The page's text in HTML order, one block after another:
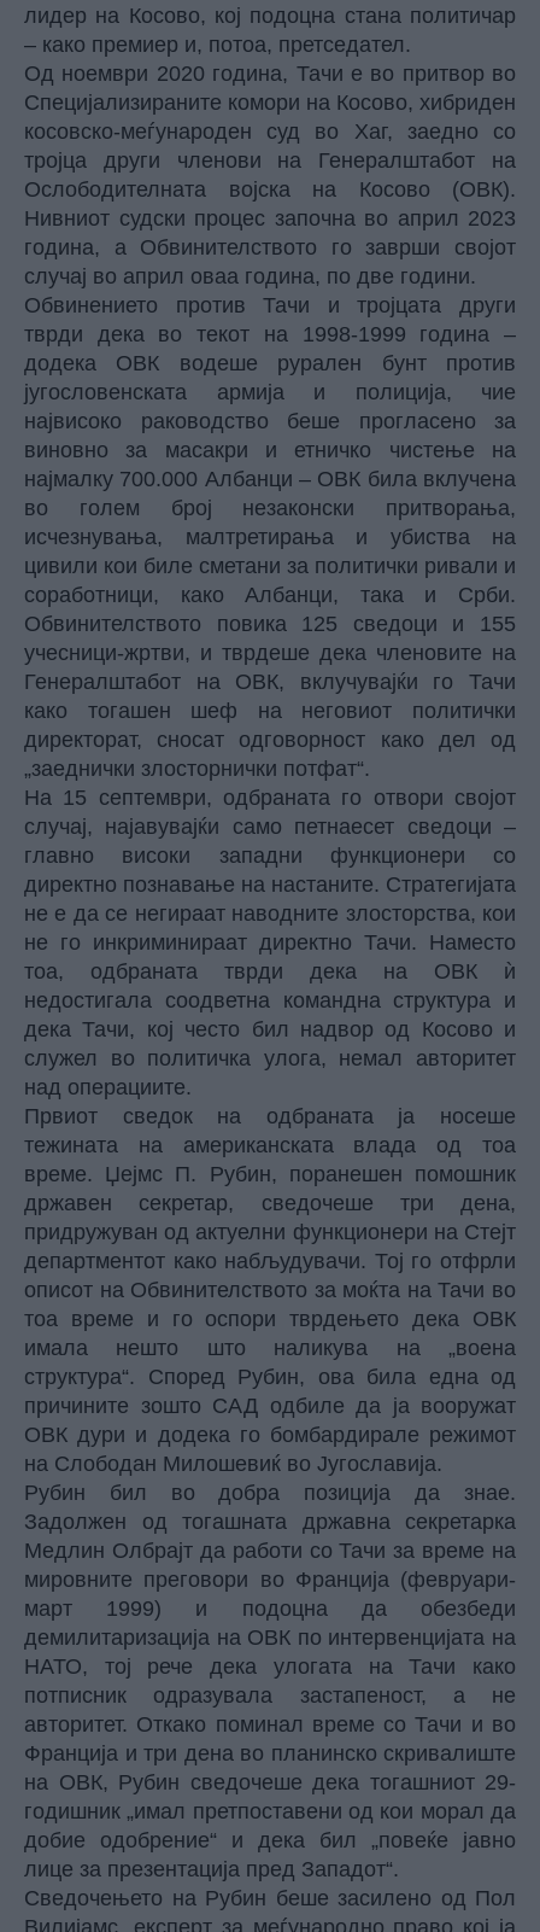
лидер на Косово, кој подоцна стана политичар
– како премиер и, потоа, претседател.
Од ноември 2020 година, Тачи е во притвор во
Специјализираните комори на Косово, хибриден
косовско-меѓународен суд во Хаг, заедно со
тројца други членови на Генералштабот на
Ослободителната војска на Косово (ОВК).
Нивниот судски процес започна во април 2023
година, а Обвинителството го заврши својот
случај во април оваа година, по две години.
Обвинението против Тачи и тројцата други
тврди дека во текот на 1998-1999 година –
додека ОВК водеше рурален бунт против
југословенската армија и полиција, чие
највисоко раководство беше прогласено за
виновно за масакри и етничко чистење на
најмалку 700.000 Албанци – ОВК била вклучена
во голем број незаконски притворања,
исчезнувања, малтретирања и убиства на
цивили кои биле сметани за политички ривали и
соработници, како Албанци, така и Срби.
Обвинителството повика 125 сведоци и 155
учесници-жртви, и тврдеше дека членовите на
Генералштабот на ОВК, вклучувајќи го Тачи
како тогашен шеф на неговиот политички
директорат, сносат одговорност како дел од
„заеднички злосторнички потфат“.
На 15 септември, одбраната го отвори својот
случај, најавувајќи само петнаесет сведоци –
главно високи западни функционери со
директно познавање на настаните. Стратегијата
не е да се негираат наводните злосторства, кои
не го инкриминираат директно Тачи. Наместо
тоа, одбраната тврди дека на ОВК ѝ
недостигала соодветна командна структура и
дека Тачи, кој често бил надвор од Косово и
служел во политичка улога, немал авторитет
над операциите.
Првиот сведок на одбраната ја носеше
тежината на американската влада од тоа
време. Џејмс П. Рубин, поранешен помошник
државен секретар, сведочеше три дена,
придружуван од актуелни функционери на Стејт
департментот како набљудувачи. Тој го отфрли
описот на Обвинителството за моќта на Тачи во
тоа време и го оспори тврдењето дека ОВК
имала нешто што наликува на „воена
структура“. Според Рубин, ова била една од
причините зошто САД одбиле да ја вооружат
ОВК дури и додека го бомбардирале режимот
на Слободан Милошевиќ во Југославија.
Рубин бил во добра позиција да знае.
Задолжен од тогашната државна секретарка
Медлин Олбрајт да работи со Тачи за време на
мировните преговори во Франција (февруари-
март 1999) и подоцна да обезбеди
демилитаризација на ОВК по интервенцијата на
НАТО, тој рече дека улогата на Тачи како
потписник одразувала застапеност, а не
авторитет. Откако поминал време со Тачи и во
Франција и три дена во планинско скривалиште
на ОВК, Рубин сведочеше дека тогашниот 29-
годишник „имал претпоставени од кои морал да
добие одобрение“ и дека бил „повеќе јавно
лице за презентација пред Западот“.
Сведочењето на Рубин беше засилено од Пол
Вилијамс, експерт за меѓународно право кој ја